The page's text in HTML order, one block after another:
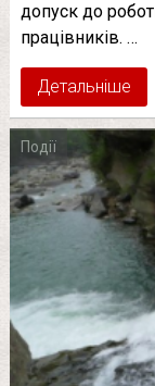
допуск до
працівників. …
Детальніше
Події